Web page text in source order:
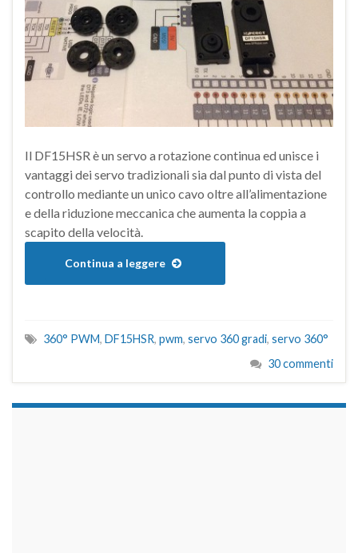
Il DF15HSR è un servo a rotazione continua ed unisce i
vantaggi dei servo tradizionali sia dal punto di vista del
controllo mediante un unico cavo oltre all’alimentazione
e della riduzione meccanica che aumenta la coppia a
scapito della velocità.
Continua a leggere
360° PWM, DF15HSR, pwm, servo 360 gradi, servo 360°
30 commenti